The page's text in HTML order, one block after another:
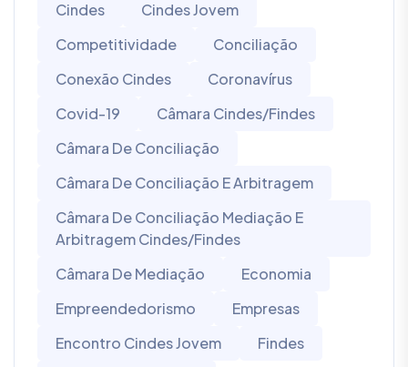
Cindes
Cindes Jovem
Competitividade
Conciliação
Conexão Cindes
Coronavírus
Covid-19
Câmara Cindes/Findes
Câmara De Conciliação
Câmara De Conciliação E Arbitragem
Câmara De Conciliação Mediação E
Arbitragem Cindes/Findes
Câmara De Mediação
Economia
Empreendedorismo
Empresas
Encontro Cindes Jovem
Findes